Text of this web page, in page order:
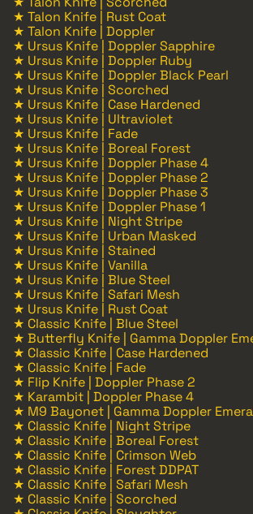
★ Talon Knife | Rust Coat
★ Talon Knife | Doppler
★ Ursus Knife | Doppler Sapphire
★ Ursus Knife | Doppler Ruby
★ Ursus Knife | Doppler Black Pearl
★ Ursus Knife | Scorched
★ Ursus Knife | Case Hardened
★ Ursus Knife | Ultraviolet
★ Ursus Knife | Fade
★ Ursus Knife | Boreal Forest
★ Ursus Knife | Doppler Phase 4
★ Ursus Knife | Doppler Phase 2
★ Ursus Knife | Doppler Phase 3
★ Ursus Knife | Doppler Phase 1
★ Ursus Knife | Night Stripe
★ Ursus Knife | Urban Masked
★ Ursus Knife | Stained
★ Ursus Knife | Vanilla
★ Ursus Knife | Blue Steel
★ Ursus Knife | Safari Mesh
★ Ursus Knife | Rust Coat
★ Classic Knife | Blue Steel
★ Butterfly Knife | Gamma Doppler
★ Classic Knife | Case Hardened
★ Classic Knife | Fade
★ Flip Knife | Doppler Phase 2
★ Karambit | Doppler Phase 4
★ M9 Bayonet | Gamma Doppler
★ Classic Knife | Night Stripe
★ Classic Knife | Boreal Forest
★ Classic Knife | Crimson Web
★ Classic Knife | Forest DDPAT
★ Classic Knife | Safari Mesh
★ Classic Knife | Scorched